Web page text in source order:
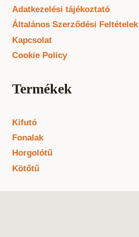
Adatkezelési tájékoztató
Általános Szerződési Feltételek
Kapcsolat
Cookie Policy
Termékek
Kifutó
Fonalak
Horgolótű
Kötőtű